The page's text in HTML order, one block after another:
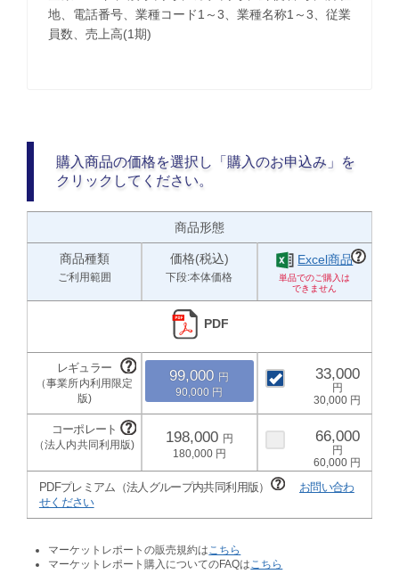
地、電話番号、業種コード1～3、業種名称1～3、従業
員数、売上高(1期)
購入商品の価格を選択し「購入のお申込み」を
クリックしてください。
商品形態
商品種類
ご利用範囲
価格(税込)
下段:本体価格
Excel商品
PDF
99,000
90,000
33,000
30,000
198,000
180,000
66,000
60,000
PDFプレミアム（法人グループ内共同利用版）
お問い合わ
せください
マーケットレポートの販売規約は こちら
マーケットレポート購入についてのFAQは こちら